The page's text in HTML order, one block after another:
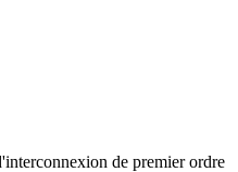
de premier ordre